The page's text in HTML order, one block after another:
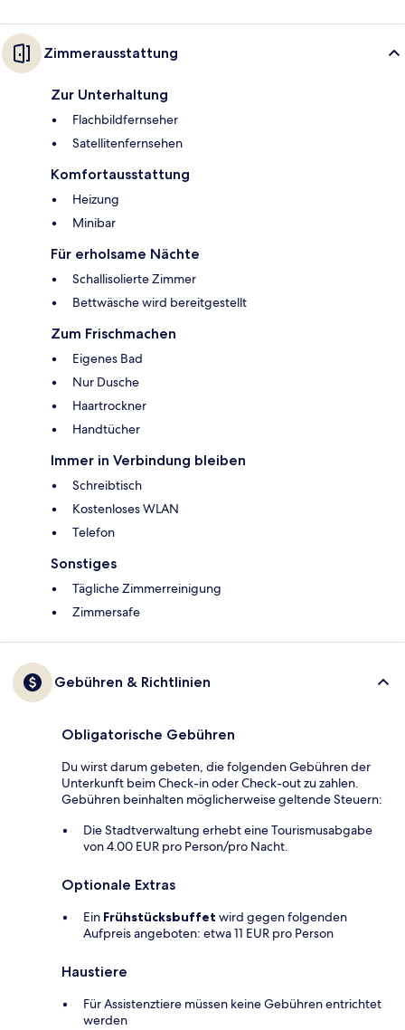
Zimmerausstattung
Zur Unterhaltung
Flachbildfernseher
Satellitenfernsehen
Komfortausstattung
Heizung
Minibar
Für erholsame Nächte
Schallisolierte Zimmer
Bettwäsche wird bereitgestellt
Zum Frischmachen
Eigenes Bad
Nur Dusche
Haartrockner
Handtücher
Immer in Verbindung bleiben
Schreibtisch
Kostenloses WLAN
Telefon
Sonstiges
Tägliche Zimmerreinigung
Zimmersafe
Gebühren & Richtlinien
Obligatorische Gebühren
Du wirst darum gebeten, die folgenden Gebühren der
Unterkunft beim Check-in oder Check-out zu zahlen.
Gebühren beinhalten möglicherweise geltende Steuern:
Die Stadtverwaltung erhebt eine Tourismusabgabe
von 4.00 EUR pro Person/pro Nacht.
Optionale Extras
Ein Frühstücksbuffet wird gegen folgenden
Aufpreis angeboten: etwa 11 EUR pro Person
Haustiere
Für Assistenztiere müssen keine Gebühren entrichtet
werden